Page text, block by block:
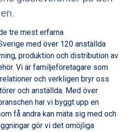
tre mest erfarna
med över 120 anställda
produktion och distribution av
Vi är familjeföretagare som
och verkligen bryr oss
och anställda. Med över
har vi byggt upp en
få andra kan mäta sig med och
gör vi det omöjliga